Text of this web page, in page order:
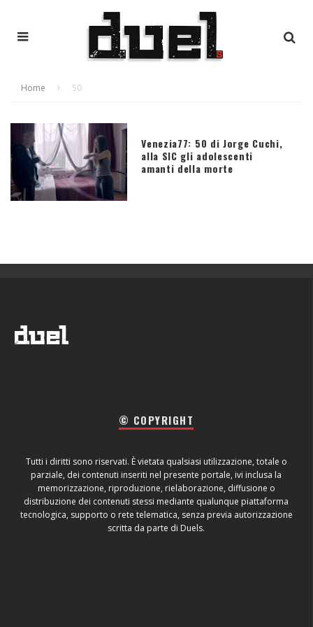
Home 50
Venezia77: 50 di Jorge Cuchi,
alla SIC gli adolescenti
amanti della morte
© COPYRIGHT
Tutti i diritti sono riservati. È vietata qualsiasi utilizzazione, totale o
parziale, dei contenuti inseriti nel presente portale, ivi inclusa la
memorizzazione, riproduzione, rielaborazione, diffusione o
distribuzione dei contenuti stessi mediante qualunque piattaforma
tecnologica, supporto o rete telematica, senza previa autorizzazione
scritta da parte di Duels.